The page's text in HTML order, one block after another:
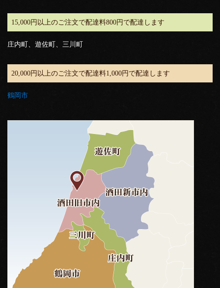
15,000円以上のご注文で配達料800円で配達します
庄内町、遊佐町、三川町
20,000円以上のご注文で配達料1,000円で配達します
鶴岡市